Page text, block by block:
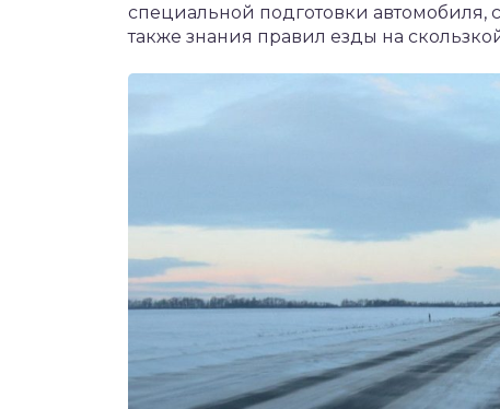
специальной подготовки
также знания правил езды на